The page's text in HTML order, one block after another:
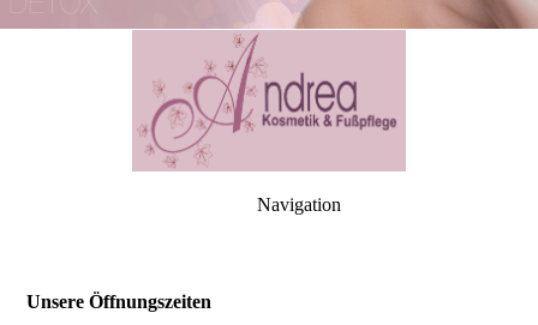
Navigation
Unsere Öffnungszeiten